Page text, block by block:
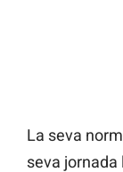
La seva
seva jornada